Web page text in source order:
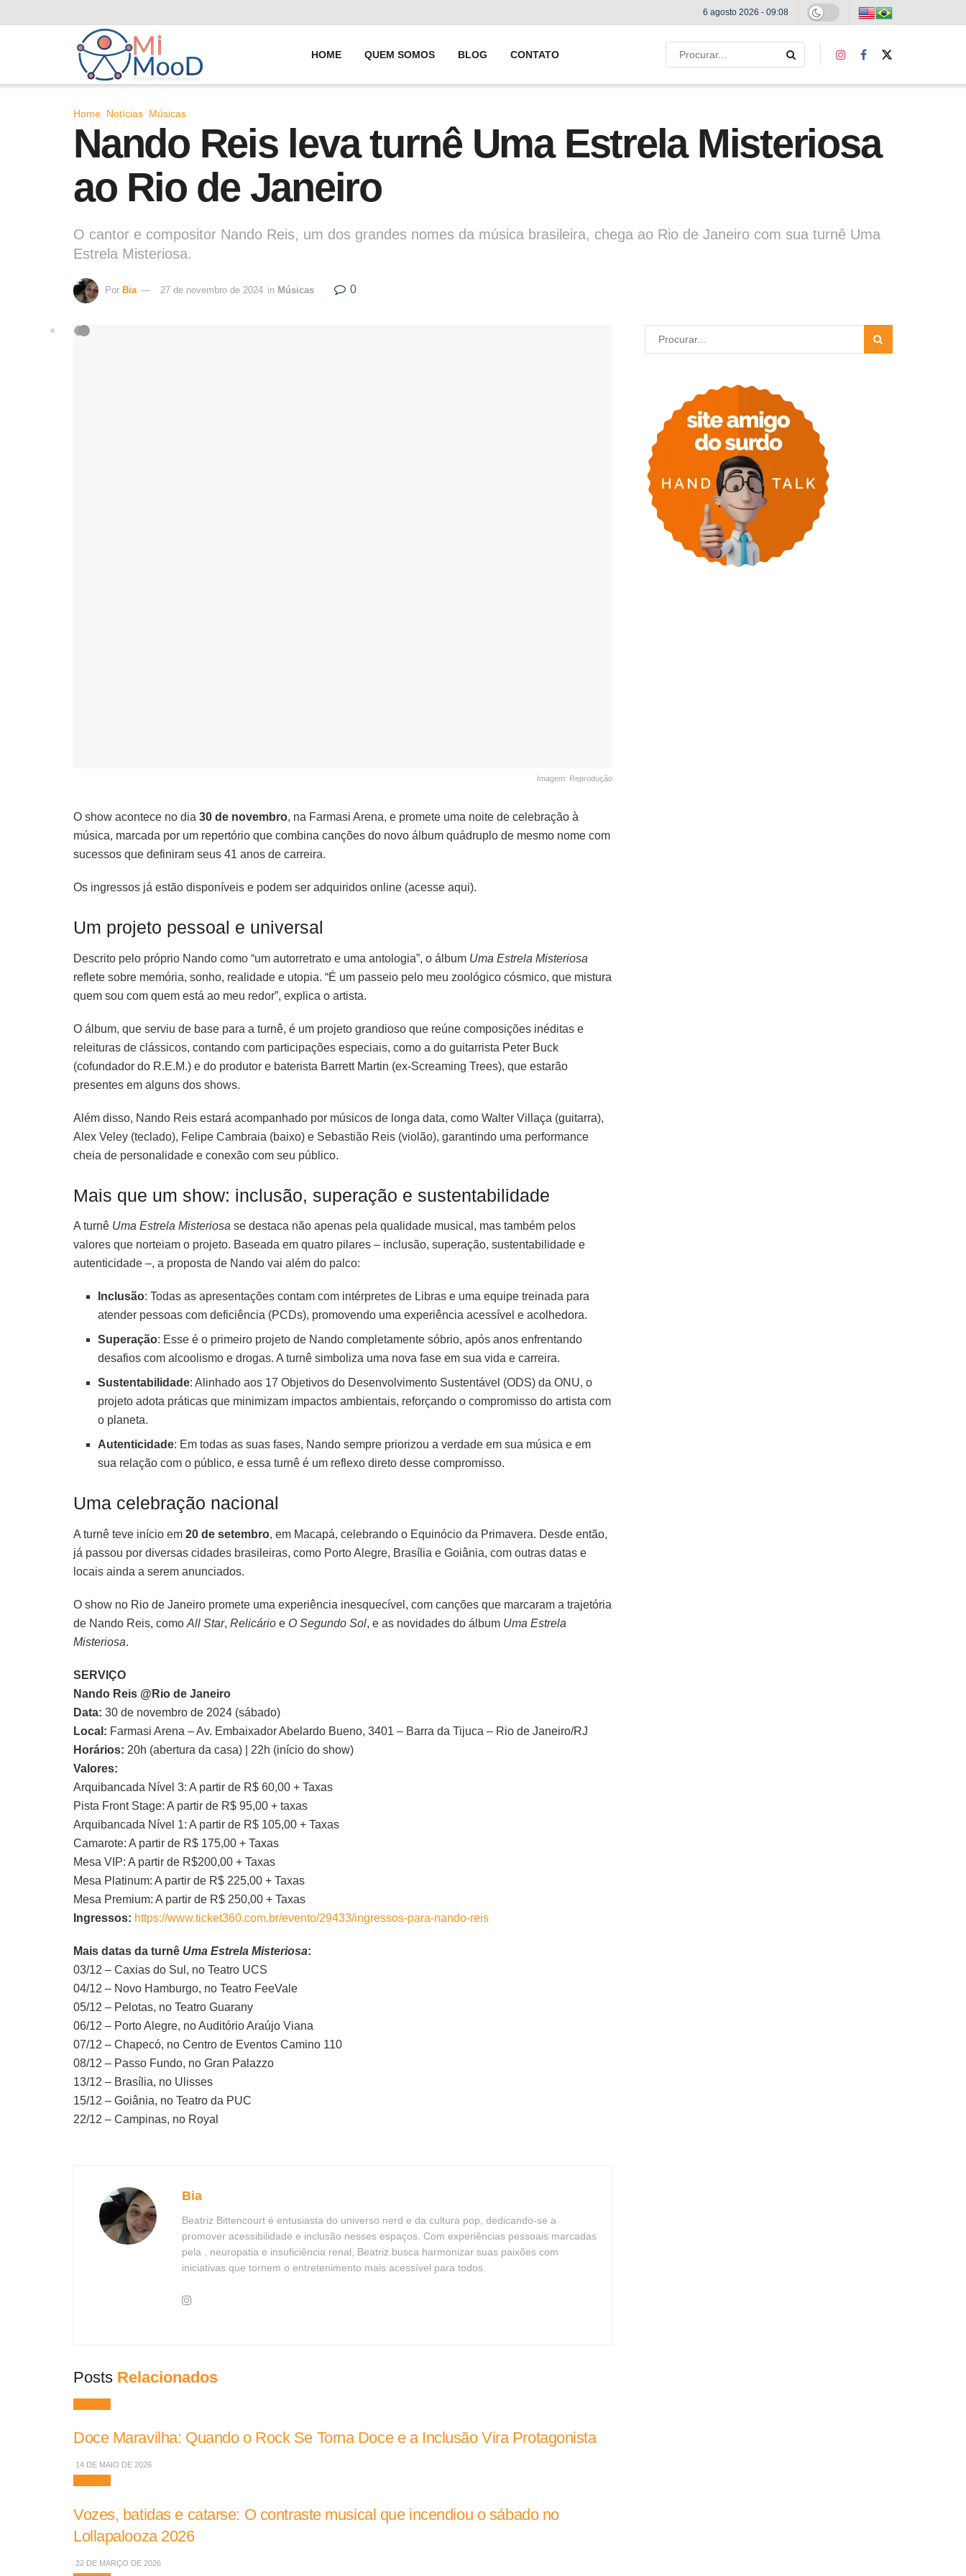
6 agosto 2026 - 09:08
HOME QUEM SOMOS BLOG CONTATO
Home Notícias Músicas
Nando Reis leva turnê Uma Estrela Misteriosa
ao Rio de Janeiro
O cantor e compositor Nando Reis, um dos grandes nomes da música brasileira, chega ao Rio de Janeiro com sua turnê Uma
Estrela Misteriosa.
Por Bia 27 de novembro de 2024 in Músicas 0
Imagem: Reprodução
O show acontece no dia 30 de novembro, na Farmasi Arena, e promete uma noite de celebração à
música, marcada por um repertório que combina canções do novo álbum quádruplo de mesmo nome com
sucessos que definiram seus 41 anos de carreira.
Os ingressos já estão disponíveis e podem ser adquiridos online (acesse aqui).
Um projeto pessoal e universal
Descrito pelo próprio Nando como “um autorretrato e uma antologia”, o álbum Uma Estrela Misteriosa
reflete sobre memória, sonho, realidade e utopia. “É um passeio pelo meu zoológico cósmico, que mistura
quem sou com quem está ao meu redor”, explica o artista.
O álbum, que serviu de base para a turnê, é um projeto grandioso que reúne composições inéditas e
releituras de clássicos, contando com participações especiais, como a do guitarrista Peter Buck
(cofundador do R.E.M.) e do produtor e baterista Barrett Martin (ex-Screaming Trees), que estarão
presentes em alguns dos shows.
Além disso, Nando Reis estará acompanhado por músicos de longa data, como Walter Villaça (guitarra),
Alex Veley (teclado), Felipe Cambraia (baixo) e Sebastião Reis (violão), garantindo uma performance
cheia de personalidade e conexão com seu público.
Mais que um show: inclusão, superação e sustentabilidade
A turnê Uma Estrela Misteriosa se destaca não apenas pela qualidade musical, mas também pelos
valores que norteiam o projeto. Baseada em quatro pilares – inclusão, superação, sustentabilidade e
autenticidade –, a proposta de Nando vai além do palco:
Inclusão: Todas as apresentações contam com intérpretes de Libras e uma equipe treinada para
atender pessoas com deficiência (PCDs), promovendo uma experiência acessível e acolhedora.
Superação: Esse é o primeiro projeto de Nando completamente sóbrio, após anos enfrentando
desafios com alcoolismo e drogas. A turnê simboliza uma nova fase em sua vida e carreira.
Sustentabilidade: Alinhado aos 17 Objetivos do Desenvolvimento Sustentável (ODS) da ONU, o
projeto adota práticas que minimizam impactos ambientais, reforçando o compromisso do artista com
o planeta.
Autenticidade: Em todas as suas fases, Nando sempre priorizou a verdade em sua música e em
sua relação com o público, e essa turnê é um reflexo direto desse compromisso.
Uma celebração nacional
A turnê teve início em 20 de setembro, em Macapá, celebrando o Equinócio da Primavera. Desde então,
já passou por diversas cidades brasileiras, como Porto Alegre, Brasília e Goiânia, com outras datas e
locais ainda a serem anunciados.
O show no Rio de Janeiro promete uma experiência inesquecível, com canções que marcaram a trajetória
de Nando Reis, como All Star, Relicário e O Segundo Sol, e as novidades do álbum Uma Estrela
Misteriosa.
SERVIÇO
Nando Reis @Rio de Janeiro
Data: 30 de novembro de 2024 (sábado)
Local: Farmasi Arena – Av. Embaixador Abelardo Bueno, 3401 – Barra da Tijuca – Rio de Janeiro/RJ
Horários: 20h (abertura da casa) | 22h (início do show)
Valores:
Arquibancada Nível 3: A partir de R$ 60,00 + Taxas
Pista Front Stage: A partir de R$ 95,00 + taxas
Arquibancada Nível 1: A partir de R$ 105,00 + Taxas
Camarote: A partir de R$ 175,00 + Taxas
Mesa VIP: A partir de R$200,00 + Taxas
Mesa Platinum: A partir de R$ 225,00 + Taxas
Mesa Premium: A partir de R$ 250,00 + Taxas
Ingressos: https://www.ticket360.com.br/evento/29433/ingressos-para-nando-reis
Mais datas da turnê Uma Estrela Misteriosa:
03/12 – Caxias do Sul, no Teatro UCS
04/12 – Novo Hamburgo, no Teatro FeeVale
05/12 – Pelotas, no Teatro Guarany
06/12 – Porto Alegre, no Auditório Araújo Viana
07/12 – Chapecó, no Centro de Eventos Camino 110
08/12 – Passo Fundo, no Gran Palazzo
13/12 – Brasília, no Ulisses
15/12 – Goiânia, no Teatro da PUC
22/12 – Campinas, no Royal
Bia
Beatriz Bittencourt é entusiasta do universo nerd e da cultura pop, dedicando-se a
promover acessibilidade e inclusão nesses espaços. Com experiências pessoais marcadas
pela , neuropatia e insuficiência renal, Beatriz busca harmonizar suas paixões com
iniciativas que tornem o entretenimento mais acessível para todos.
Posts Relacionados
Doce Maravilha: Quando o Rock Se Torna Doce e a Inclusão Vira Protagonista
14 DE MAIO DE 2026
Vozes, batidas e catarse: O contraste musical que incendiou o sábado no
Lollapalooza 2026
22 DE MARÇO DE 2026